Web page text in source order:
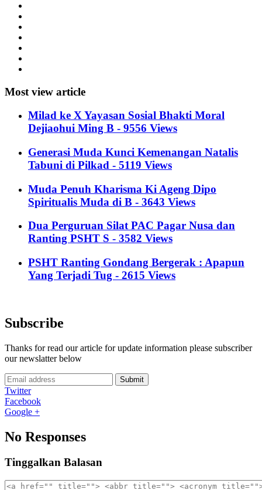
Most view article
Milad ke X Yayasan Sosial Bhakti Moral
Dejiaohui Ming B - 9556 Views
Generasi Muda Kunci Kemenangan Natalis
Tabuni di Pilkad - 5119 Views
Muda Penuh Kharisma Ki Ageng Dipo
Spiritualis Muda di B - 3643 Views
Dua Perguruan Silat PAC Pagar Nusa dan
Ranting PSHT S - 3582 Views
PSHT Ranting Gondang Bergerak : Apapun
Yang Terjadi Tug - 2615 Views
Subscribe
Thanks for read our article for update information please subscriber
our newslatter below
Submit
Twitter
Facebook
Google +
No Responses
Tinggalkan Balasan